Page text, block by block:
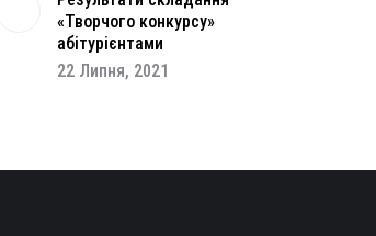
«Творчого конкурсу»
абітурієнтами
22 Липня, 2021